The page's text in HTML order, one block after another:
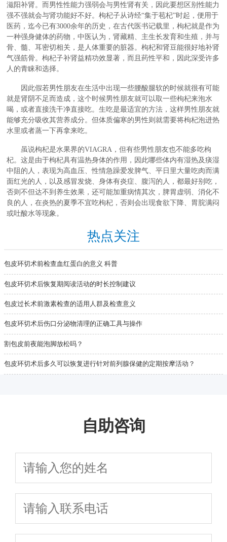
滋阳补肾。而男性性能力强弱会与男性肾有关，因此要想区别性能力
强不强就会与肾功能好不好。枸杞子从诗经“集于苞杞”时起，便用于
医药，迄今已有3000余年的历史，在古代医书记载里，枸杞就是作为
一种强身健体的药物，中医认为，肾藏精、主生长发育和生殖，并与
骨、髓、耳密切相关，是人体重要的脏器。枸杞和肾豆能很好地补肾
气强筋骨。枸杞子补肾益精功效显著，而且药性平和，因此深受许多
人的青睐和选择。
因此假若男性朋友在生活中出现一些腰酸腿软的时候就很有可能
就是肾阴不足而造成，这个时候男性朋友就可以取一些枸杞来泡水
喝，或者直接洗干净直接吃。生吃是最适宜的方法，这样男性朋友就
能够充分吸收其营养成分。但体质偏寒的男性则就需要将枸杞泡进热
水里或者蒸一下再拿来吃。
虽说枸杞是水果界的VIAGRA，但有些男性朋友也不能多吃枸
杞。这是由于枸杞具有温热身体的作用，因此哪些体内有湿热及痰湿
中阻的人，表现为高血压、性情急躁爱发脾气、平日里大量吃肉而满
面红光的人，以及感冒发烧、身体有炎症、腹泻的人，都最好别吃，
否则不但达不到养生效果，还可能加重病情其次，脾胃虚弱、消化不
良的人，在炎热的夏季不宜吃枸杞，否则会出现食欲下降、胃脘满闷
或吐酸水等现象。
热点关注
包皮环切术前检查血红蛋白的意义 科普
包皮环切术后恢复期阅读活动的时长控制建议
包皮过长术前激素检查的适用人群及检查意义
包皮环切术后伤口分泌物清理的正确工具与操作
割包皮前夜能泡脚放松吗？
包皮环切术后多久可以恢复进行针对前列腺保健的定期按摩活动？
自助咨询